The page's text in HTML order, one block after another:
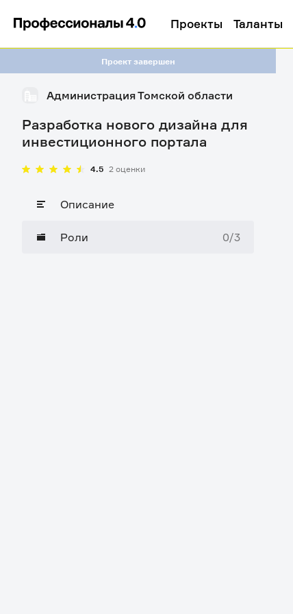
Проекты Таланты
Проект завершен
Администрация Томской области
Разработка нового дизайна для
инвестиционного портала
4.5 2 оценки
Описание
Роли 0/3